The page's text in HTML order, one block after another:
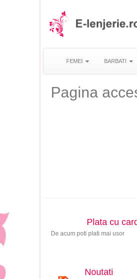
FEMEI BARBATI
Pagina
Plata cu
De acum poti plati mai usor
Noutati